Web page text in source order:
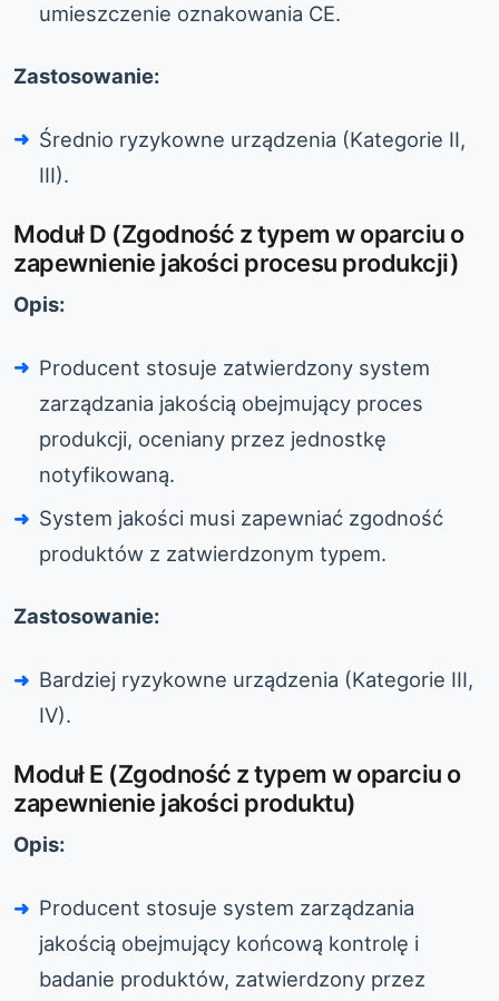
umieszczenie oznakowania CE.
Zastosowanie:
Średnio ryzykowne urządzenia (Kategorie II,
III).
Moduł D (Zgodność z typem w oparciu o
zapewnienie jakości procesu produkcji)
Opis:
Producent stosuje zatwierdzony system
zarządzania jakością obejmujący proces
produkcji, oceniany przez jednostkę
notyfikowaną.
System jakości musi zapewniać zgodność
produktów z zatwierdzonym typem.
Zastosowanie:
Bardziej ryzykowne urządzenia (Kategorie III,
IV).
Moduł E (Zgodność z typem w oparciu o
zapewnienie jakości produktu)
Opis:
Producent stosuje system zarządzania
jakością obejmujący końcową kontrolę i
badanie produktów, zatwierdzony przez